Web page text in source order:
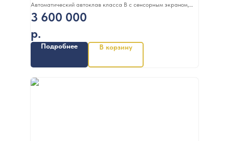
Автоматический автоклав класса B с сенсорным экраном,
105 л
3 600 000
р.
Подробнее В корзину